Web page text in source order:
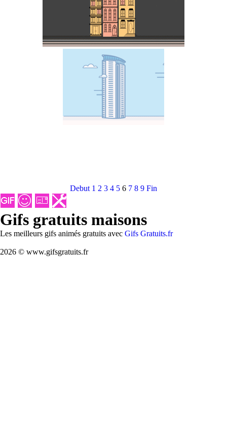
Debut 1 2 3 4 5 6 7 8 9 Fin
Gifs gratuits maisons
Les meilleurs gifs animés gratuits avec Gifs Gratuits.fr
2026 © www.gifsgratuits.fr